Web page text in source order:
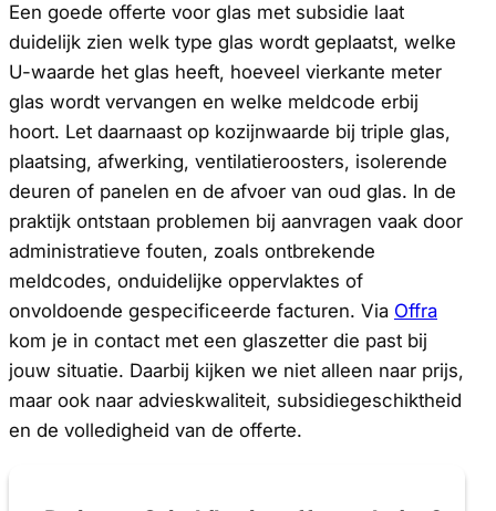
Een goede offerte voor glas met subsidie laat
duidelijk zien welk type glas wordt geplaatst, welke
U-waarde het glas heeft, hoeveel vierkante meter
glas wordt vervangen en welke meldcode erbij
hoort. Let daarnaast op kozijnwaarde bij triple glas,
plaatsing, afwerking, ventilatieroosters, isolerende
deuren of panelen en de afvoer van oud glas. In de
praktijk ontstaan problemen bij aanvragen vaak door
administratieve fouten, zoals ontbrekende
meldcodes, onduidelijke oppervlaktes of
onvoldoende gespecificeerde facturen. Via Offra
kom je in contact met een glaszetter die past bij
jouw situatie. Daarbij kijken we niet alleen naar prijs,
maar ook naar advieskwaliteit, subsidiegeschiktheid
en de volledigheid van de offerte.